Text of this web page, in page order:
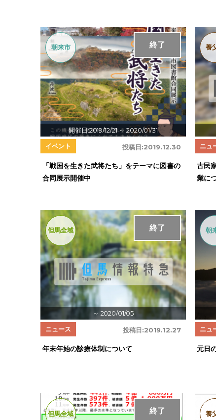
開催日:2019/12/21～ 2020/01/31
終了
朝来市
投稿日:2019.12.30
イベント
「戦国を生きた武将たち」をテーマに図書の
合同展示開催中
養
ニュ
古民
業に
～ 2020/01/05
終了
但馬全域
投稿日:2019.12.27
ニュース
年末年始の診療体制について
朝
ニュ
元日
終了
但馬全域 養